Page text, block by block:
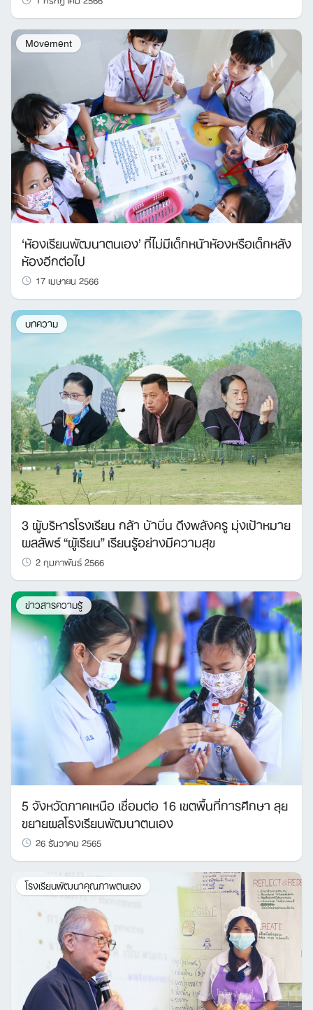
Movement
‘ห้องเรียนพัฒนาตนเอง’ ที่ไม่มีเด็กหน้าห้องหรือเด็กหลัง
ห้องอีกต่อไป
17 เมษายน 2566
บทความ
3 ผู้บริหารโรงเรียน กล้า บ้าบิ่น ดึงพลังครู มุ่งเป้าหมาย
ผลลัพธ์ “ผู้เรียน” เรียนรู้อย่างมีความสุข
2 กุมภาพันธ์ 2566
ข่าวสารความรู้
5 จังหวัดภาคเหนือ เชื่อมต่อ 16 เขตพื้นที่การศึกษา ลุย
ขยายผลโรงเรียนพัฒนาตนเอง
26 ธันวาคม 2565
โรงเรียนพัฒนาคุณภาพตนเอง